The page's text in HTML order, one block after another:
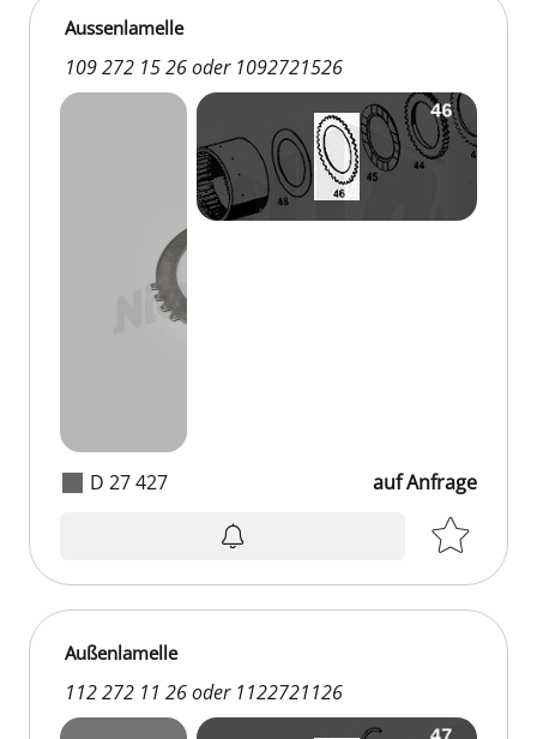
D 27 427
Aussenlamelle
109 272 15 26 oder 1092721526
auf Anfrage
Außenlamelle
112 272 11 26 oder 1122721126